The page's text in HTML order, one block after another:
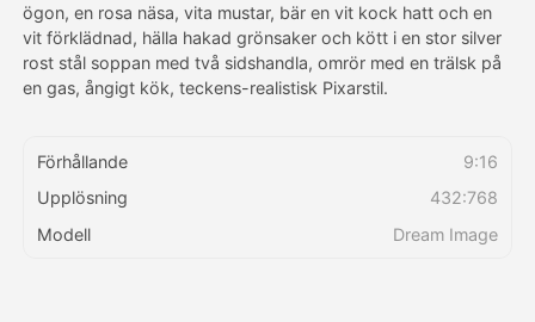
Blogg
API
ögon, en rosa näsa, vita mustar, bär en vit kock hatt och en
vit förklädnad, hälla hakad grönsaker och kött i en stor silver
rost stål soppan med två sidshandla, omrör med en trälsk på
en gas, ångigt kök, teckens-realistisk Pixarstil.
Förhållande
9:16
Upplösning
432:768
Modell
Dream Image